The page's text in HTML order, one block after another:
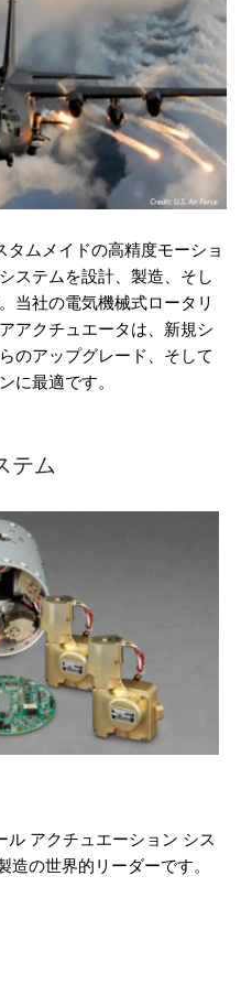
ムメイドの高精度モーショ
ステムを設計、製造、そし
当社の電気機械式ロータリ
アクチュエータは、新規シ
のアップグレード、そして
に最適です。
テム
アクチュエーション シス
造の世界的リーダーです。